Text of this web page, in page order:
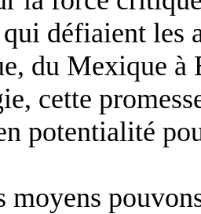
qui défiaient les
du Mexique à
cette
potentialité
moyens